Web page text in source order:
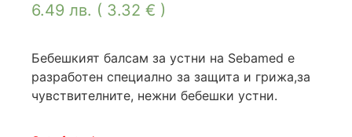
6.49 лв. ( 3.32 € )
Бебешкият балсам за устни на Sebamed е
разработен специално за защита и грижа,за
чувствителните, нежни бебешки устни.